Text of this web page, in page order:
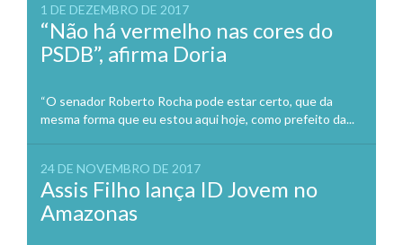
1 DE DEZEMBRO DE 2017
“Não há vermelho nas cores do
PSDB”, afirma Doria
“O senador Roberto Rocha pode estar certo, que da
mesma forma que eu estou aqui hoje, como prefeito da...
24 DE NOVEMBRO DE 2017
Assis Filho lança ID Jovem no
Amazonas